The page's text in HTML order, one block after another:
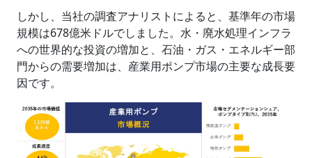
しかし、当社の調査アナリストによると、基準年の市場
規模は678億米ドルでしました。水・廃水処理インフラ
への世界的な投資の増加と、石油・ガス・エネルギー部
門からの需要増加は、産業用ポンプ市場の主要な成長要
因です。